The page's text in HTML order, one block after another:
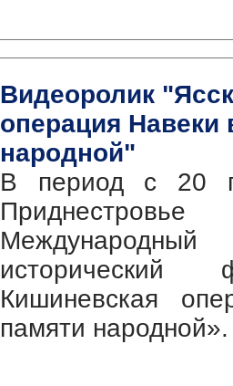
Видеоролик
операция Навеки
народной"
В период с 20
исторический
Кишиневская
памяти народной».